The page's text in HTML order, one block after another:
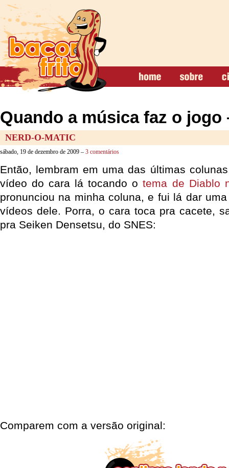
Quando a música faz o jogo
NERD-O-MATIC
sábado, 19 de dezembro de 2009 – 3 comentários
Então, lembram em uma das últimas
vídeo do cara lá tocando otema de Diablo
pronunciou na minha coluna, e fui lá dar
vídeos dele. Porra, o cara toca pra cacete,
pra Seiken Densetsu, do SNES:
Comparem com a versão original: